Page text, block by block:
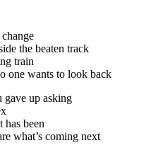
the beaten track
train
one wants to look back
gave up asking
has been
what’s coming next